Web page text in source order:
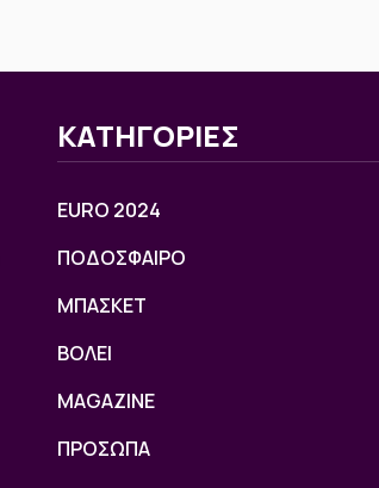
ΚΑΤΗΓΟΡΙΕΣ
EURO 2024
ΠΟΔΟΣΦΑΙΡΟ
ΜΠΑΣΚΕΤ
ΒOΛΕΙ
MAGAZINE
ΠΡΟΣΩΠΑ